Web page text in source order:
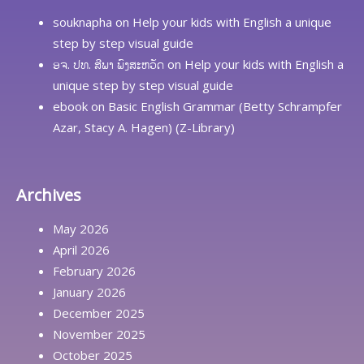
souknapha on Help your kids with English a unique
step by step visual guide
ອຈ. ປທ. ສີພາ ພົງສະຫວັດ on Help your kids with English a
unique step by step visual guide
ebook on Basic English Grammar (Betty Schrampfer
Azar, Stacy A. Hagen) (Z-Library)
Archives
May 2026
April 2026
February 2026
January 2026
December 2025
November 2025
October 2025